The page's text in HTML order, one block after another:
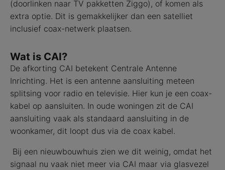
(doorlinken naar TV pakketten Ziggo), of komen als
extra optie. Dit is gemakkelijker dan een satelliet
inclusief coax-netwerk plaatsen.
Wat is CAI?
De afkorting CAI betekent Centrale Antenne
Inrichting. Het is een antenne aansluiting meteen
splitsing voor radio en televisie. Hier kun je een coax-
kabel op aansluiten. In oude woningen zit de CAI
aansluiting vaak als standaard aansluiting in de
woonkamer, dit loopt dus via de coax kabel.
Bij een nieuwbouwhuis zien we dit weinig, omdat het
signaal nu vaak niet meer via CAI maar via glasvezel